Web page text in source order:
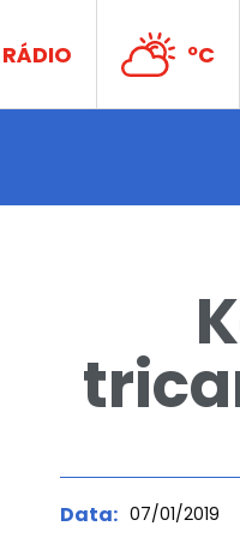
RÁDIO ºC
Data: 07/01/2019